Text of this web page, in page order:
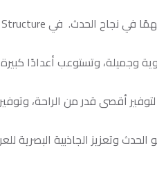
وجميلة، وتستوعب أعدادًا
أقصى قدر من الراحة،